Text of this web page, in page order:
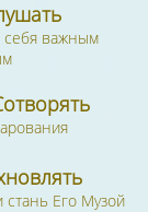
себя важным
стань Его Музой